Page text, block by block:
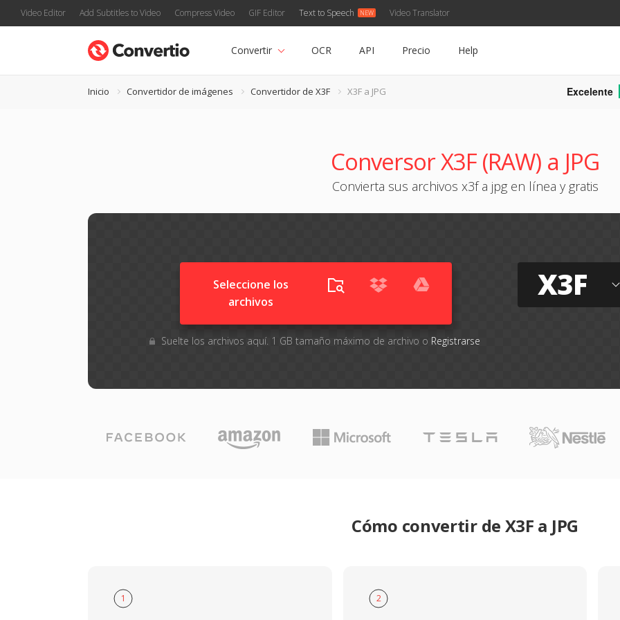
Video Editor Add Subtitles to Video Compress Video GIF Editor Text to Speech Video Translator
Convertir OCR API Precio Help
Inicio Convertidor de imágenes Convertidor de X3F X3F a JPG Excelente
Conversor X3F (RAW) a JPG
Convierta sus archivos x3f a jpg en línea y gratis
Seleccione los
archivos
Suelte los archivos aquí. 1 GB tamaño máximo de archivo o Registrarse
X3F
Cómo convertir de X3F a JPG
1 2